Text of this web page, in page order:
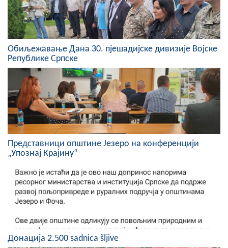
Састав Скупштине
Службени Гласници
ОПШТИНСКА УПРАВА
ИНФО
Вијести
Активности
Јавни позиви
Обавјештења
Заштита од пожара
COVID 19
Геоистраживања
Обиљежавање Данa 30. пјешадијске дивизије Војске
Републике Српске
Представници општине Језеро на конференцији
„Упознај Крајину“
Донација 2.500 sadnica šljive